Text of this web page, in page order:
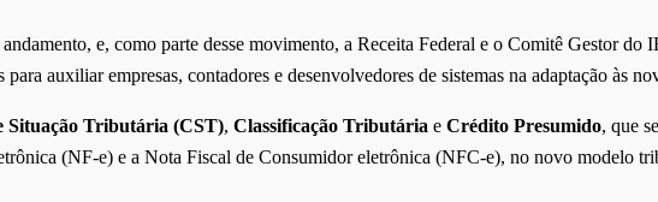
e, como parte desse movimento, a Receita Federal e o Comitê Gestor do
auxiliar empresas, contadores e desenvolvedores de sistemas na adaptação às
Situação Tributária (CST), Classificação Tributária e Crédito Presumido, que
(NF-e) e a Nota Fiscal de Consumidor eletrônica (NFC-e), no novo modelo